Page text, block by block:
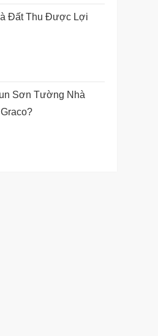
Đất Thu Được Lợi
Sơn Tường Nhà